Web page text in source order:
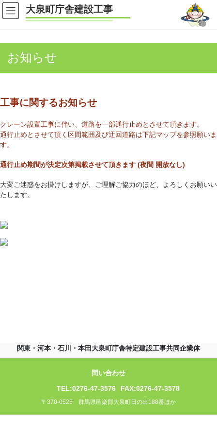
コ
ン
ツ
キ
プ
ナ
ビ
シ
に
動
大泉町庁舎建設工事
お知らせ
工事に関するお知らせ
クレーン設置工事に伴い、道路を一部通行止めとさせて頂きます。
通行止めとさせて頂く区間範囲及び迂回道路は下記マップを参照願いま
す。
通行止め期間が決定次第掲載させて頂きます (夜間 開放なし)
大変ご迷惑をお掛けしますが、ご理解ご協力のほど、よろしくお願いい
たします。
関東・河本・石川・本田大泉町庁舎特定建設工事共同企業体
問い合わせ
TEL:0276-47-3576
FAX:0276-47-3578
〒370-0525 群馬県邑楽郡大泉町日の出188番ほか